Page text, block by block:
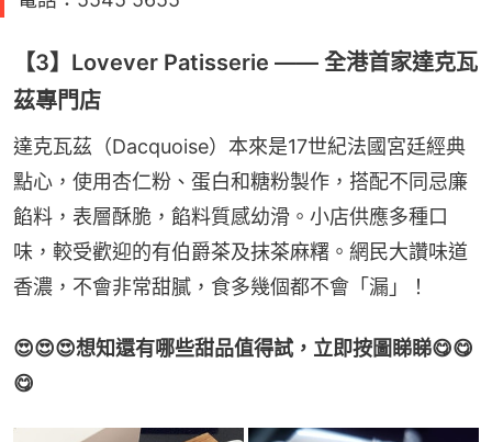
【3】Lovever Patisserie —— 全港首家達克瓦
茲專門店
達克瓦茲（Dacquoise）本來是17世紀法國宮廷經典
點心，使用杏仁粉、蛋白和糖粉製作，搭配不同忌廉
餡料，表層酥脆，餡料質感幼滑。小店供應多種口
味，較受歡迎的有伯爵茶及抹茶麻糬。網民大讚味道
香濃，不會非常甜膩，食多幾個都不會「漏」！
😍😍😍想知還有哪些甜品值得試，立即按圖睇睇😋😋
😋